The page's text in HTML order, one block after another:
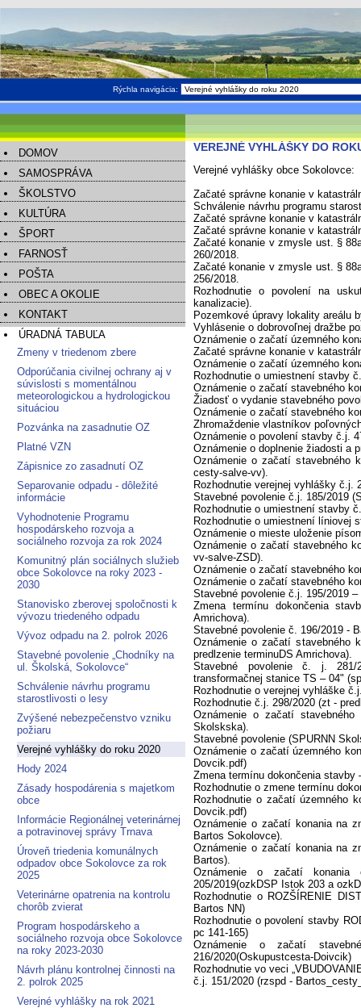
Rýchla navigácia:
DOMOV
SAMOSPRÁVA
ŠKOLSTVO
KULTÚRA
ŠPORT
FARNOSŤ
POŠTA
OBEC A OKOLIE
KONTAKT
ÚRADNÁ TABUĽA
Zmeny v triedenom zbere
Odporúčania civilnej ochrany aj v
súvislosti s momentálnou
meteorologickou a hydrologickou
situáciou
Pozvánka na zasadnutie OZ
Platné VZN
Zápisnice zo zasadnutí OZ
Separovanie odpadu - dôležité
informácie
Vyhodnotenie Programu
hospodárskeho rozvoja a
sociálneho rozvoja za rok 2024
Komunitný plán sociálnych služieb
obce Sokolovce na roky 2023 -
2030
Stanovisko zberovej spoločnosti k
vývozu triedeného odpadu
Vývoz odpadu na 2. polrok 2026
Stavebné povolenie „Chodníky na
ul. Školská, Sokolovce“
Schválenie návrhu programu
starostlivosti o lesy
Zvýšené nebezpečenstvo vzniku
požiaru
Verejné vyhlášky do roku 2020
Hody 2024
Zásady hospodárenia s majetkom
obce
Informácie Regionálnej veterinárnej
a potravinovej správy Trnava
Úroveň triedenia komunálnych
odpadov obce Sokolovce za rok
2025
Veterinárne opatrenia na kontrolu
chorôb zvierat
Program hospodárskeho a
sociálneho rozvoja obce Sokolovce
na roky 2023-2030
Návrh plánu kontrolnej činnosti na
2. polrok 2025
Verejné vyhlášky na rok 2021
VEREJNÉ VYHLÁŠKY DO
Verejné vyhlášky obce Sokolovce:
Začaté správne konanie v
Schválenie návrhu programu
Začaté správne konanie v
Začaté správne konanie v
Začaté konanie v zmysle ust. §
260/2018.
Začaté konanie v zmysle ust. §
256/2018.
Rozhodnutie o povolení na
kanalizacie).
Pozemkové úpravy lokality areálu
Vyhlásenie o dobrovoľnej dražbe
Oznámenie o začatí územného
Začaté správne konanie v
Oznámenie o začatí územného
Rozhodnutie o umiestnení stavby
Oznámenie o začatí stavebného
Žiadosť o vydanie stavebného
Oznámenie o začatí stavebného
Zhromaždenie vlastníkov
Oznámenie o povolení stavby č.j.
Oznámenie o doplnenie žiadosti a
Oznámenie o začatí stavebného
cesty-salve-vv).
Rozhodnutie verejnej vyhlášky č.j.
Stavebné povolenie č.j. 185/2019
Rozhodnutie o umiestnení stavby
Rozhodnutie o umiestnení líniovej
Oznámenie o mieste uloženie
Oznámenie o začatí stavebného
vv-salve-ZSD).
Oznámenie o začatí stavebného
Oznámenie o začatí stavebného
Stavebné povolenie č.j. 195/2019
Zmena termínu dokončenia
Amrichova).
Stavebné povolenie č. 196/2019 -
Oznámenie o začatí stavebného
predlzenie terminuDS Amrichova).
Stavebné povolenie č. j. 281/
transformačnej stanice TS – 04"
Rozhodnutie o verejnej vyhláške
Rozhodnutie č.j. 298/2020 (zt -
Oznámenie o začatí
Skolskska).
Stavebné povolenie (SPURNN
Oznámenie o začatí územného
Dovcik.pdf)
Zmena termínu dokončenia
Rozhodnutie o zmene termínu
Rozhodnutie o začatí územného
Dovcik.pdf)
Oznámenie o začatí konania na
Bartos Sokolovce).
Oznámenie o začatí konania na
Bartos).
Oznámenie o začatí
205/2019(ozkDSP Istok 203 a
Rozhodnutie o ROZŠÍRENIE
Bartos NN)
Rozhodnutie o povolení stavby
pc 141-165)
Oznámenie o začatí
216/2020(Oskupustcesta-Doivcik)
Rozhodnutie vo veci
č.j. 151/2020 (rzspd -